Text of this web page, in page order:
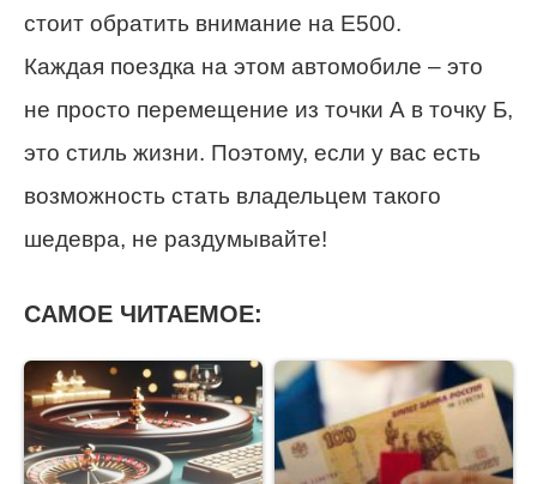
стоит обратить внимание на Е500.
Каждая поездка на этом автомобиле – это
не просто перемещение из точки А в точку Б,
это стиль жизни. Поэтому, если у вас есть
возможность стать владельцем такого
шедевра, не раздумывайте!
САМОЕ ЧИТАЕМОЕ: